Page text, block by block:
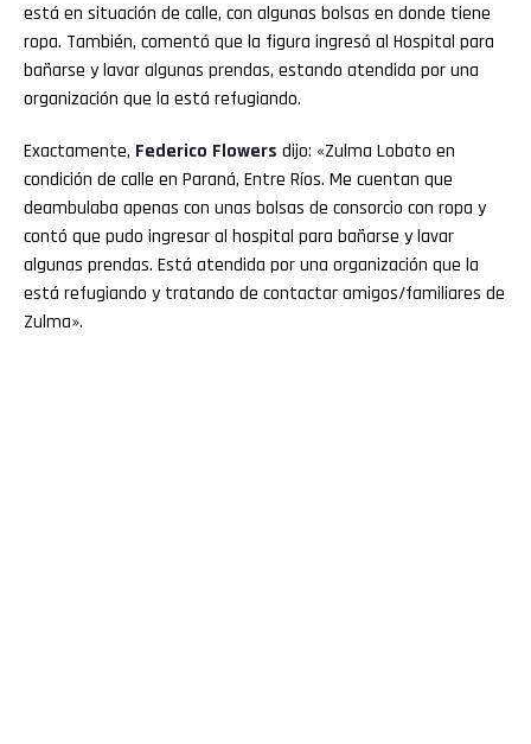
está en situación de calle, con algunas bolsas en donde tiene
ropa. También, comentó que la figura ingresó al Hospital para
bañarse y lavar algunas prendas, estando atendida por una
organización que la está refugiando.
Exactamente, Federico Flowers dijo: «Zulma Lobato en
condición de calle en Paraná, Entre Ríos. Me cuentan que
deambulaba apenas con unas bolsas de consorcio con ropa y
contó que pudo ingresar al hospital para bañarse y lavar
algunas prendas. Está atendida por una organización que la
está refugiando y tratando de contactar amigos/familiares de
Zulma».